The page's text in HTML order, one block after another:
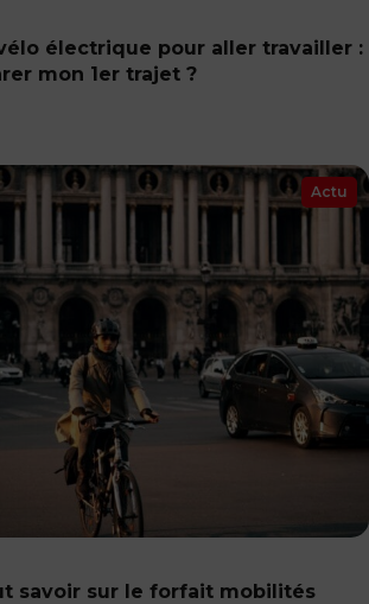
électrique pour aller travailler :
mon 1er trajet ?
Actu
savoir sur le forfait mobilités